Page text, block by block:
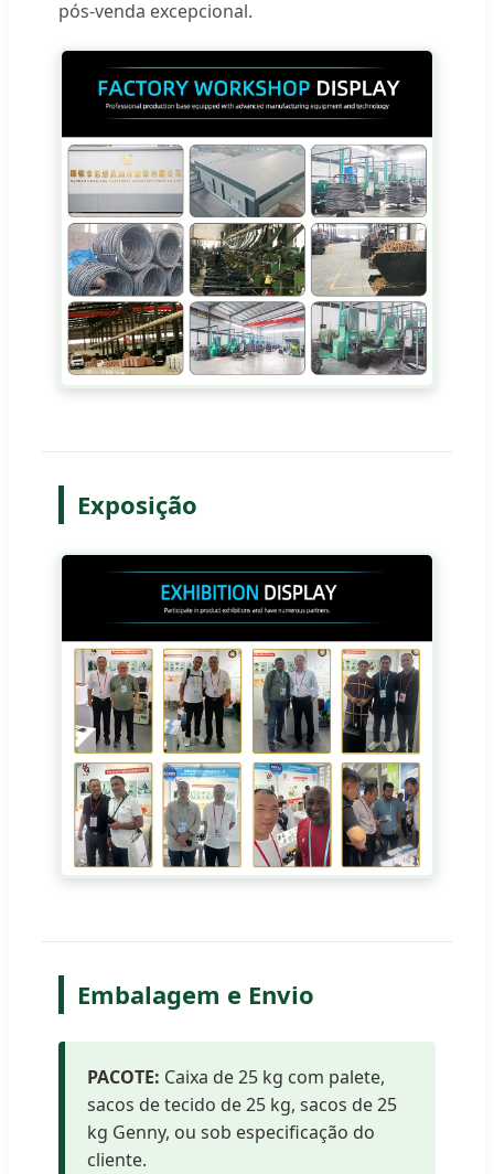
pós-venda excepcional.
Exposição
Embalagem e Envio
PACOTE: Caixa de 25 kg com palete,
sacos de tecido de 25 kg, sacos de 25
kg Genny, ou sob especificação do
cliente.